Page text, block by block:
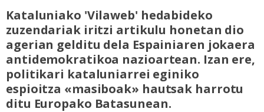
Kataluniako 'Vilaweb' hedabideko
zuzendariak iritzi artikulu honetan dio
agerian gelditu dela Espainiaren jokaera
antidemokratikoa nazioartean. Izan ere,
politikari kataluniarrei eginiko
espioitza «masiboak» hautsak harrotu
ditu Europako Batasunean.